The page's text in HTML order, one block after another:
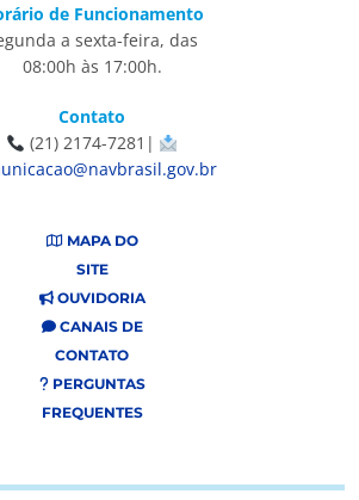
de Funcionamento
a sexta-feira, das
08:00h às 17:00h.
Contato
(21) 2174-7281|
MAPA DO
SITE
OUVIDORIA
CANAIS DE
CONTATO
PERGUNTAS
FREQUENTES